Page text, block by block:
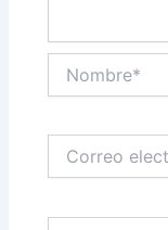
electrónico*